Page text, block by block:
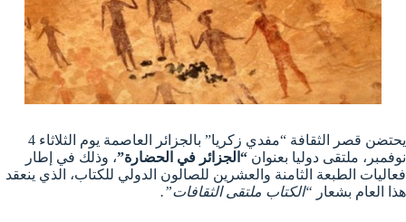
يحتضن قصر الثقافة “مفدي زكريا” بالجزائر العاصمة يوم الثلاثاء 4
نوفمبر، ملتقى دوليا بعنوان “الجزائر في الحضارة”، وذلك في إطار
فعاليات الطبعة الثامنة والعشرين للصالون الدولي للكتاب، الذي ينعقد
هذا العام بشعار “الكتاب ملتقى الثقافات”.